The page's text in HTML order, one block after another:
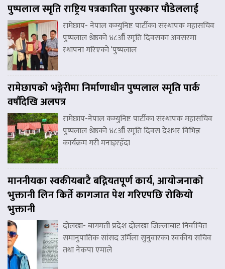
पुष्पलाल स्मृति राष्ट्रिय पत्रकारिता पुरस्कार पौडेललाई
रामेछाप- नेपाल कम्युनिष्ट पार्टीका संस्थापक महासचिव
पुष्पलाल श्रेष्ठको ४८औँ स्मृति दिवसका अवसरमा
स्थापना गरिएको ‘पुष्पलाल
रामेछापको भङ्गेरीमा निर्माणाधीन पुष्पलाल स्मृति पार्क
वर्षौंदेखि अलपत्र
रामेछाप-नेपाल कम्युनिष्ट पार्टीका संस्थापक महासचिव
पुष्पलाल श्रेष्ठको ४८औँ स्मृति दिवस देशभर विभिन्न
कार्यक्रम गरी मनाइरहँदा
माननीयका स्वकीयबाटै बद्नियतपूर्ण कार्य, आयोजनाको
भुक्तानी लिन किर्ते कागजात पेश गरिएपछि रोकियो
भुक्तानी
दोलखा- बागमती प्रदेश दोलखा जिल्लाबाट निर्वाचित
समानुपातिक सांसद उर्मिला सुनुवारका स्वकीय सचिव
तथा नेकपा एमाले